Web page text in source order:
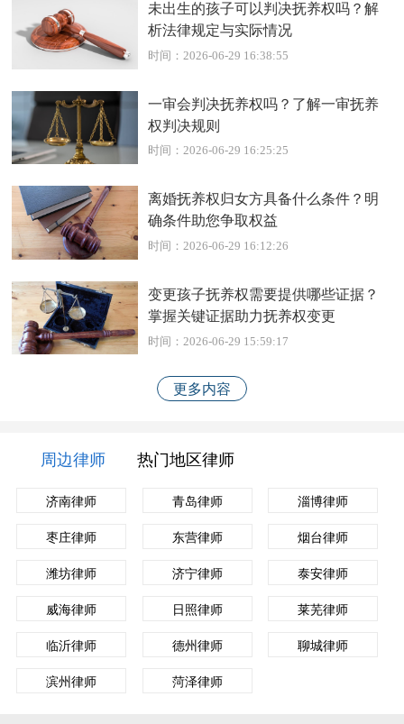
未出生的孩子可以判决抚养权吗？解
析法律规定与实际情况
时间：2026-06-29 16:38:55
一审会判决抚养权吗？了解一审抚养
权判决规则
时间：2026-06-29 16:25:25
离婚抚养权归女方具备什么条件？明
确条件助您争取权益
时间：2026-06-29 16:12:26
变更孩子抚养权需要提供哪些证据？
掌握关键证据助力抚养权变更
时间：2026-06-29 15:59:17
更多内容
周边律师 热门地区律师
济南律师 青岛律师 淄博律师
枣庄律师 东营律师 烟台律师
潍坊律师 济宁律师 泰安律师
威海律师 日照律师 莱芜律师
临沂律师 德州律师 聊城律师
滨州律师 菏泽律师